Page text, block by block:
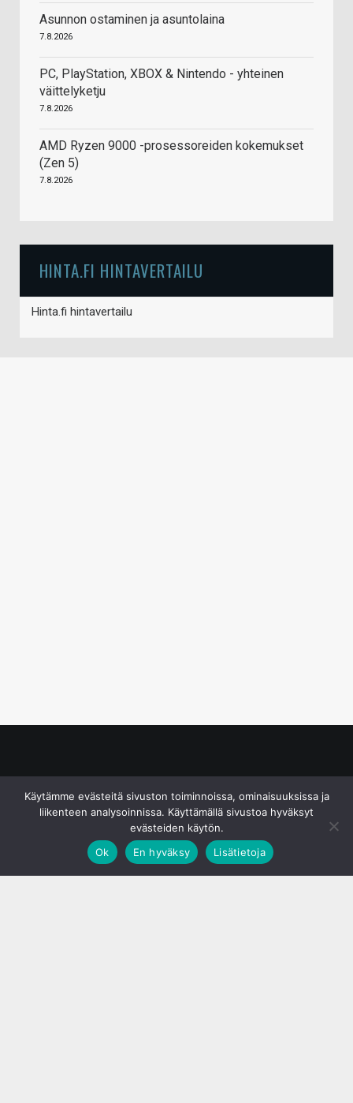
Asunnon ostaminen ja asuntolaina
7.8.2026
PC, PlayStation, XBOX & Nintendo - yhteinen
väittelyketju
7.8.2026
AMD Ryzen 9000 -prosessoreiden kokemukset
(Zen 5)
7.8.2026
HINTA.FI HINTAVERTAILU
Hinta.fi hintavertailu
Käytämme evästeitä sivuston toiminnoissa, ominaisuuksissa ja
liikenteen analysoinnissa. Käyttämällä sivustoa hyväksyt
evästeiden käytön.
Ok
En hyväksy Lisätietoja